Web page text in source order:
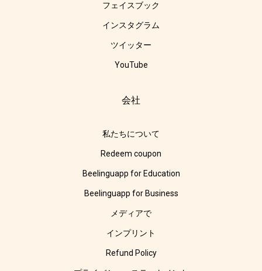
フェイスブック
インスタグラム
ツイッター
YouTube
会社
私たちについて
Redeem coupon
Beelinguapp for Education
Beelinguapp for Business
メディアで
インプリント
Refund Policy